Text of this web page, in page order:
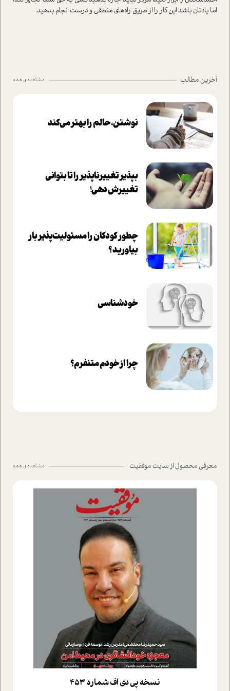
اما یادتان باشد این کار را از طریق راه‌های منطقی و درست انجام بدهید.
آخرین مطالب مشاهده ی همه
نوشتن، حالم را بهتر می‌کند
بپذير تغييرناپذير را تا بتواني
تغييرش دهي!‏
چطور کودکان را مسئولیت‌پذیر بار
بیاورید؟
خودشناسی
چرا از خودم متنفرم؟
معرفی محصول از سایت موفقیت مشاهده ی همه
نسخه پي دي اف شماره 453